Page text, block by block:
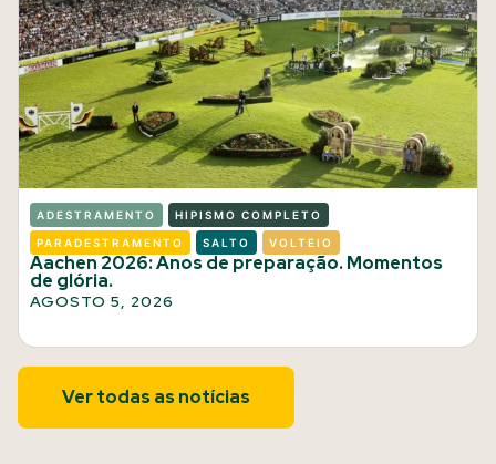
ADESTRAMENTO HIPISMO COMPLETO
PARADESTRAMENTO SALTO VOLTEIO
Aachen 2026: Anos de preparação. Momentos
de glória.
AGOSTO 5, 2026
Ver todas as notícias